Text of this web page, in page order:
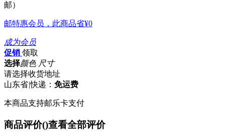
邮）
邮特惠会员，此商品省¥0
成为会员
促销 领取
选择颜色 尺寸
请选择收货地址
山东省|快递： 免运费
本商品支持邮乐卡支付
商品评价()查看全部评价